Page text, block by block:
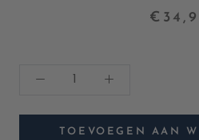
TOEVOEGEN AAN